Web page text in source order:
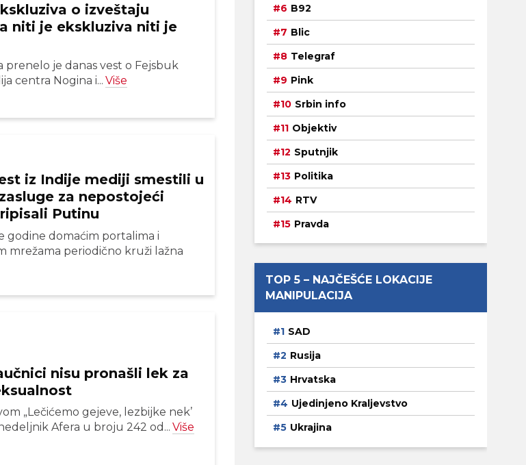
o izveštaju
niti je ekskluziva niti je
prenelo je danas vest o Fejsbuk
centra Nogina i... Više
iz Indije mediji smestili u
za nepostojeći
Putinu
godine domaćim portalima i
mrežama periodično kruži lažna
nisu pronašli lek za
„Lečićemo gejeve, lezbijke nek’
Afera u broju 242 od... Više
B92
Blic
Telegraf
Pink
Srbin info
Objektiv
Sputnjik
Politika
RTV
Pravda
TOP 5 – NAJČEŠĆE LOKACIJE
MANIPULACIJA
SAD
Rusija
Hrvatska
Ujedinjeno Kraljevstvo
Ukrajina